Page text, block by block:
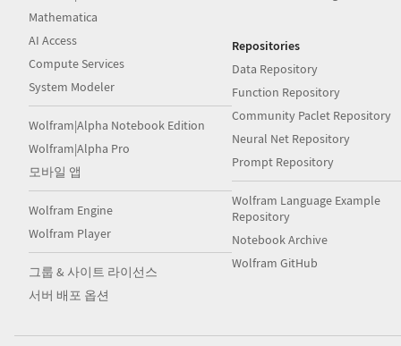
Mathematica
AI Access
Compute Services
System Modeler
Wolfram|Alpha Notebook Edition
Wolfram|Alpha Pro
모바일 앱
Wolfram Engine
Wolfram Player
그룹 & 사이트 라이선스
서버 배포 옵션
Repositories
Data Repository
Function Repository
Community Paclet Repository
Neural Net Repository
Prompt Repository
Wolfram Language Example
Repository
Notebook Archive
Wolfram GitHub